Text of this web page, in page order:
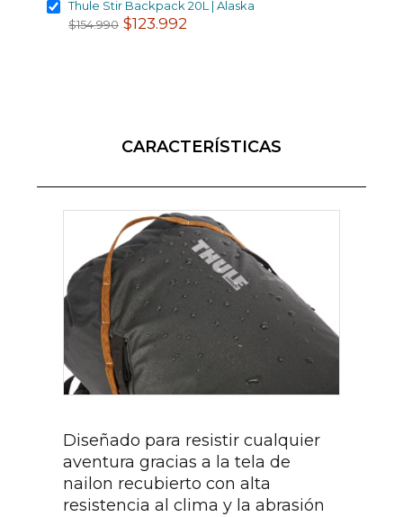
Thule Stir Backpack 20L | Alaska
$154.990 $123.992
CARACTERÍSTICAS
Diseñado para resistir cualquier
aventura gracias a la tela de
nailon recubierto con alta
resistencia al clima y la abrasión